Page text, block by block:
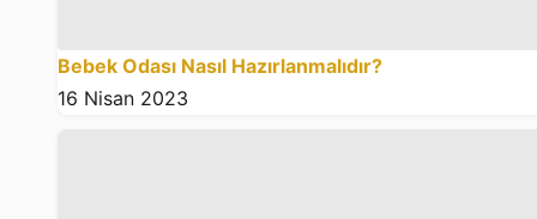
Bebek Odası Nasıl Hazırlanmalıdır?
16 Nisan 2023